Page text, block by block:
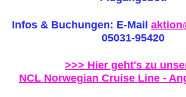
Infos & Buchungen: E-Mail
05031-95420
>>> Hier geht's zu
NCL Norwegian Cruise Line -